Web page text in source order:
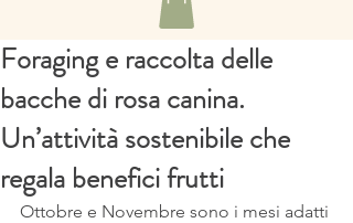
Foraging e raccolta delle
bacche di rosa canina.
Un’attività sostenibile che
regala benefici frutti
Ottobre e Novembre sono i mesi adatti